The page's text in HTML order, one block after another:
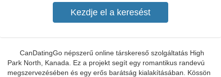
CanDatingGo népszerű online társkereső szolgáltatás High
Park North, Kanada. Ez a projekt segít egy romantikus randevú
megszervezésében és egy erős barátság kialakításában. Kössön